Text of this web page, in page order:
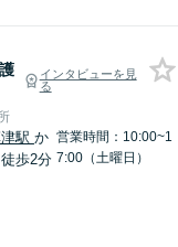
インタビューを見
る
駅 か
徒歩2分
営業時間：10:00~1
7:00（土曜日）